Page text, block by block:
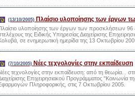
(13/10/2005) Πλαίσιο υλοποίησης των έργων
υλοποίησης των έργων των προσκλήσεων
της Ειδικής Υπηρεσίας Διαχείρισης
σε ενημερωτική ημερίδα της 13 Οκτωβρίου
(7/10/2005) Νέες τεχνολογίες στην εκπαίδευση
τεχνολογίες στην εκπαίδευση: από τη θεωρία...
Επιχειρησιακού Προγράμματος "Κοινωνία
Πληροφορικής, στις 7 Οκτωβρίου 2005.